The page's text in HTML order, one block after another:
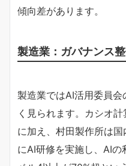
傾向差があります。
製造業：ガバナンス
製造業ではAI活用委員
く見られます。カシオ
に加え、村田製作所は
にAI研修を実施し、AI